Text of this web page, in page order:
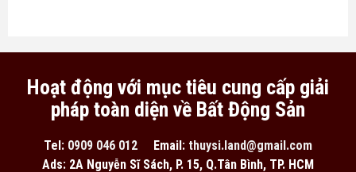
Hoạt động với mục tiêu cung cấp giải
pháp toàn diện về Bất Động Sản
Tel: 0909 046 012 Email: thuysi.land@gmail.com
Ads: 2A Nguyễn Sĩ Sách, P. 15, Q.Tân Bình, TP. HCM